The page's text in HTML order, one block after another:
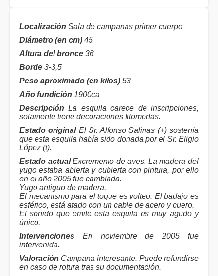
Localización Sala de campanas primer cuerpo
Diámetro (en cm) 45
Altura del bronce 36
Borde 3-3,5
Peso aproximado (en kilos) 53
Año fundición 1900ca
Descripción La esquila carece de inscripciones,
solamente tiene decoraciones fitomorfas.
Estado originalEl Sr. Alfonso Salinas (+) sostenía
que esta esquila había sido donada por el Sr. Eligio
López (t).
Estado actualExcremento de aves. La madera del
yugo estaba abierta y cubierta con pintura, por ello
en el año 2005 fue cambiada.
Yugo antiguo de madera.
El mecanismo para el toque es volteo. El badajo es
esférico, está atado con un cable de acero y cuero.
El sonido que emite esta esquila es muy agudo y
único.
Intervenciones En noviembre de 2005 fue
intervenida.
Valoración Campana interesante. Puede refundirse
en caso de rotura tras su documentación.